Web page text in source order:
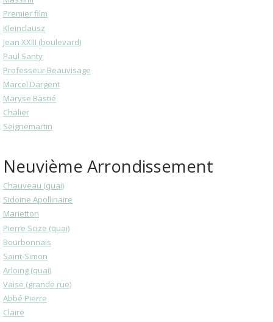
Premier film
Kleinclausz
Jean XXIII (boulevard)
Paul Santy
Professeur Beauvisage
Marcel Dargent
Maryse Bastié
Chalier
Seignemartin
Neuvième Arrondissement
Chauveau (quai)
Sidoine Apollinaire
Marietton
Pierre Scize (quai)
Bourbonnais
Saint-Simon
Arloing (quai)
Vaise (grande rue)
Abbé Pierre
Claire